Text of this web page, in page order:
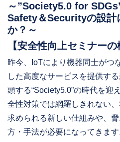
～”Society5.0 for
Safety＆Securityの設計
か？～
【安全性向上セミナーの
昨今、IoTにより機器同士がつ
した高度なサービスを提供す
頭する“Society5.0”の時代を迎
全性対策では網羅しきれない
求められる新しい仕組みや、
方・手法が必要になってきます